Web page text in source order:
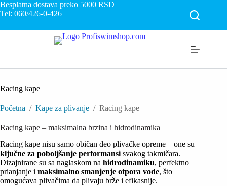
Skip
to
Besplatna dostava preko 5000 RSD
Tel: 060/426-0-426
Racing kape
Početna / Kape za plivanje / Racing kape
Racing kape – maksimalna brzina i hidrodinamika
Racing kape nisu samo običan deo plivačke opreme – one su
ključne za poboljšanje performansi svakog takmičara.
Dizajnirane su sa naglaskom na hidrodinamiku, perfektno
prianjanje i maksimalno smanjenje otpora vode, što
omogućava plivačima da plivaju brže i efikasnije.